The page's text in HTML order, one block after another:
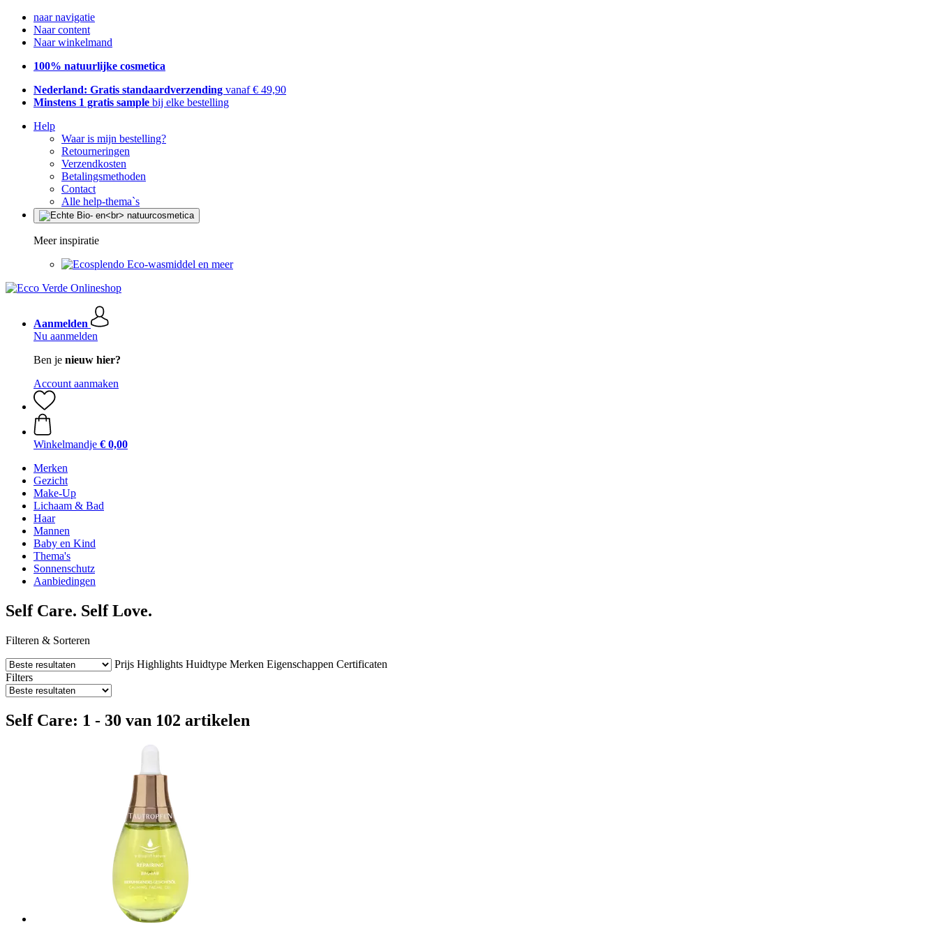
naar navigatie
Naar content
Naar winkelmand
100% natuurlijke cosmetica
Nederland: Gratis standaardverzending vanaf € 49,90
Minstens 1 gratis sample bij elke bestelling
Help
Waar is mijn bestelling?
Retourneringen
Verzendkosten
Betalingsmethoden
Contact
Alle help-thema`s
Meer inspiratie
Eco-wasmiddel en meer
Aanmelden
Nu aanmelden
Ben je nieuw hier?
Account aanmaken
Winkelmandje € 0,00
Merken
Gezicht
Make-Up
Lichaam & Bad
Haar
Mannen
Baby en Kind
Thema's
Sonnenschutz
Aanbiedingen
Self Care. Self Love.
Filteren & Sorteren
Prijs Highlights Huidtype Merken Eigenschappen Certificaten
Filters
Self Care: 1 - 30 van 102 artikelen